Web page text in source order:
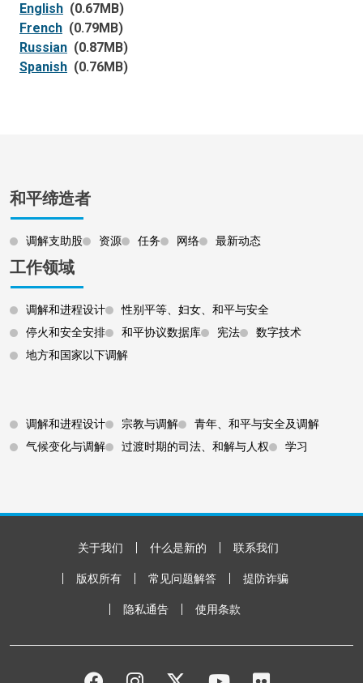
English (0.67MB)
French (0.79MB)
Russian (0.87MB)
Spanish (0.76MB)
和平缔造者
调解支助股 资源 任务 网络 最新动态
工作领域
调解和进程设计
性别平等、妇女、和平与安全
停火和安全安排
和平协议数据库 宪法
数字技术
地方和国家以下调解
Footer 3
调解和进程设计 宗教与调解
青年、和平与安全及调解
气候变化与调解
过渡时期的司法、和解与人权 学习
Footer Bottom
关于我们 什么是新的 联系我们
版权所有 常见问题解答 提防诈骗
隐私通告 使用条款
FACEBOOK
INSTAGRAM
TWITTERYOUTUBE
FLICKR